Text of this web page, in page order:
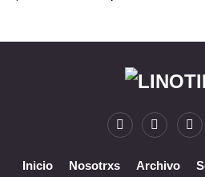
Inicio Nosotrxs Archivo